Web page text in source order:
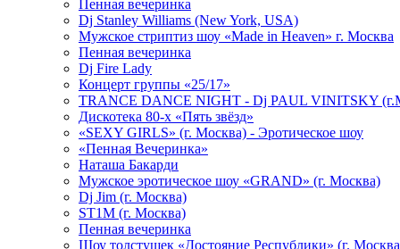
Пенная вечеринка
Dj Stanley Williams (New York, USA)
Мужское стриптиз шоу «Made in Heaven» г. Москва
Пенная вечеринка
Dj Fire Lady
Концерт группы «25/17»
TRANCE DANCE NIGHT - Dj PAUL VINITSKY
Дискотека 80-х «Пять звёзд»
«SEXY GIRLS» (г. Москва) - Эротическое шоу
«Пенная Вечеринка»
Hаташа Бакарди
Мужское эротическое шоу «GRAND» (г. Москва)
Dj Jim (г. Москва)
ST1M (г. Москва)
Пенная вечеринка
Шоу толстушек «Достояние Республики» (г.